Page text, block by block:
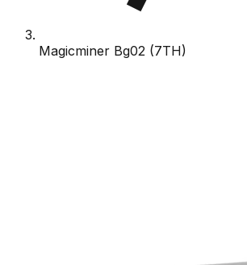
Magicminer Bg02 (7TH)